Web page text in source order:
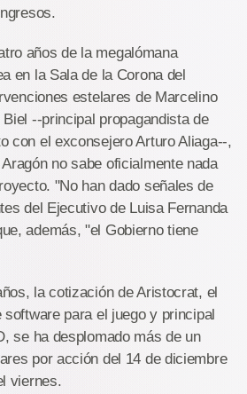
años de la megalómana
en la Sala de la Corona del
estelares de Marcelino
--principal propagandista de
con el exconsejero Arturo Aliaga--,
no sabe oficialmente nada
"No han dado señales de
del Ejecutivo de Luisa Fernanda
además, "el Gobierno tiene
la cotización de Aristocrat, el
para el juego y principal
se ha desplomado más de un
por acción del 14 de diciembre
viernes.